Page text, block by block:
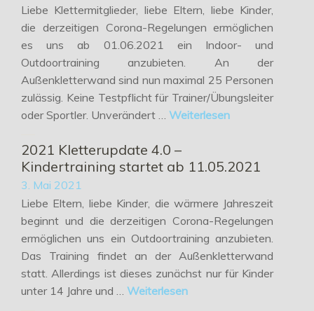
Liebe Klettermitglieder, liebe Eltern, liebe Kinder,
die derzeitigen Corona-Regelungen ermöglichen
es uns ab 01.06.2021 ein Indoor- und
Outdoortraining anzubieten. An der
Außenkletterwand sind nun maximal 25 Personen
zulässig. Keine Testpflicht für Trainer/Übungsleiter
oder Sportler. Unverändert … Weiterlesen
2021 Kletterupdate 4.0 –
Kindertraining startet ab 11.05.2021
3. Mai 2021
Liebe Eltern, liebe Kinder, die wärmere Jahreszeit
beginnt und die derzeitigen Corona-Regelungen
ermöglichen uns ein Outdoortraining anzubieten.
Das Training findet an der Außenkletterwand
statt. Allerdings ist dieses zunächst nur für Kinder
unter 14 Jahre und … Weiterlesen